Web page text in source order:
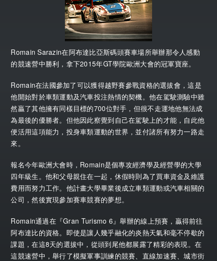
Romain Sarazin在阿布達比亞斯碼頭賽車場所舉辦那令人感動
的競速營中勝利，拿下2015年GT學院歐洲大會的冠軍寶座。
Romain在法國參加了可以獲得越野賽參戰資格的選拔會，這是
他開始對於車類運動及汽車投注熱情的契機。他在駕駛測驗中雖
然贏了其他擁有同樣目標的700位對手，但很不走運地他無法成
為最後的優勝者。但他因此察覺到自己在駕駛上的才能，自此他
便活用這項能力，投身車類運動的世界，並付諸所有努力一路走
來。
報名今年歐洲大會時，Romain是個專攻經濟學及經營學的大學
四年級生。他和父母親住在一起，休假時則為了買車資金及維護
費用而努力工作。他計畫大學畢業後成立車類運動或汽車相關的
公司，然後實現參加賽車競賽的夢想。
Romain通過在『Gran Turismo 6』舉辦的線上預賽，贏得前往
阿布達比的資格。即使是讓人幾乎融化的炎熱天氣和毫不停歇的
課題，在這8天的選拔中，從頭到尾他都展露了精彩的表現。在
這競速營中，舉行了模擬軍事訓練的競賽、直線加速賽、城市街